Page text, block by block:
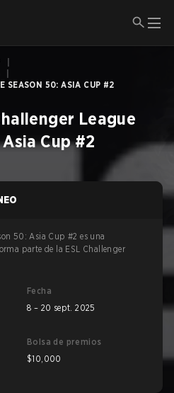
SEASON 50: ASIA CUP #2
League
Cup #2
50: Asia Cup #2 es una
parte de la ESL Challenger
Fecha
8 – 20 sept. 2025
Bolsa de premios
$10,000